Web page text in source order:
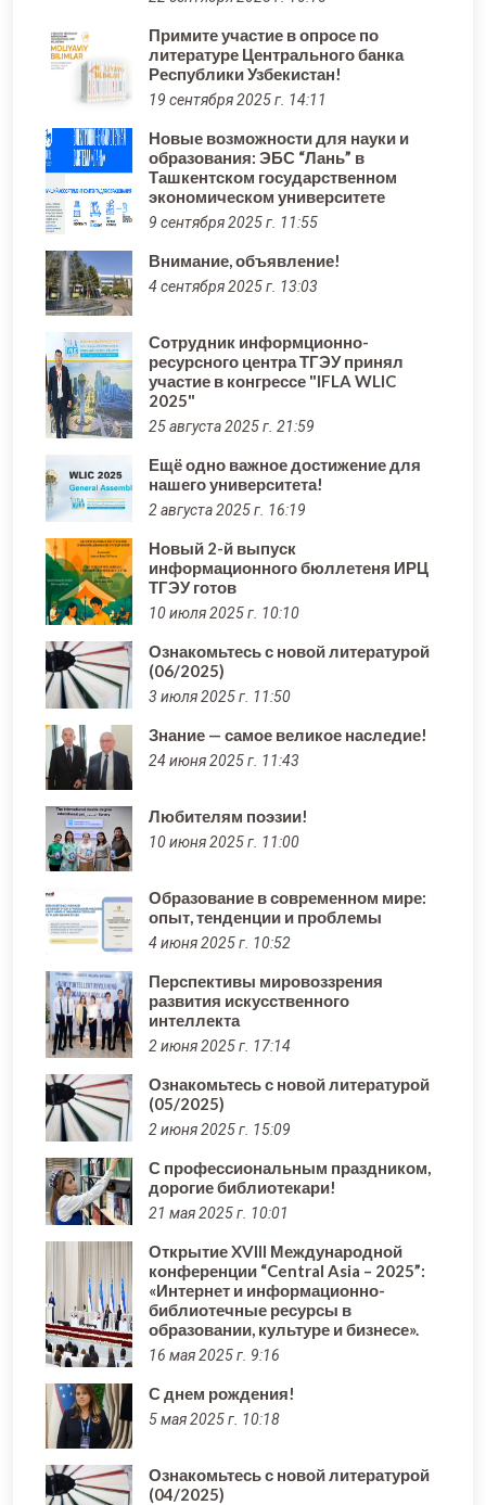
Примите участие в опросе по
литературе Центрального банка
Республики Узбекистан!
19 сентября 2025 г. 14:11
Новые возможности для науки и
образования: ЭБС “Лань” в
Ташкентском государственном
экономическом университете
9 сентября 2025 г. 11:55
Внимание, объявление!
4 сентября 2025 г. 13:03
Сотрудник информционно-
ресурсного центра ТГЭУ принял
участие в конгрессе "IFLA WLIC
2025"
25 августа 2025 г. 21:59
Ещё одно важное достижение для
нашего университета!
2 августа 2025 г. 16:19
Новый 2-й выпуск
информационного бюллетеня ИРЦ
ТГЭУ готов
10 июля 2025 г. 10:10
Ознакомьтесь с новой литературой
(06/2025)
3 июля 2025 г. 11:50
Знание — самое великое наследие!
24 июня 2025 г. 11:43
Любителям поэзии!
10 июня 2025 г. 11:00
Образование в современном мире:
опыт, тенденции и проблемы
4 июня 2025 г. 10:52
Перспективы мировоззрения
развития искусственного
интеллекта
2 июня 2025 г. 17:14
Ознакомьтесь с новой литературой
(05/2025)
2 июня 2025 г. 15:09
С профессиональным праздником,
дорогие библиотекари!
21 мая 2025 г. 10:01
Открытие XVIII Международной
конференции “Central Asia – 2025”:
«Интернет и информационно-
библиотечные ресурсы в
образовании, культуре и бизнесе».
16 мая 2025 г. 9:16
С днем рождения!
5 мая 2025 г. 10:18
Ознакомьтесь с новой литературой
(04/2025)